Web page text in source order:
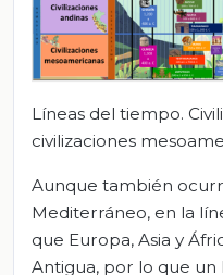
Líneas del tiempo.
civilizaciones
Aunque también
Mediterráneo, en la
que Europa, Asia y
Antigua, por lo que